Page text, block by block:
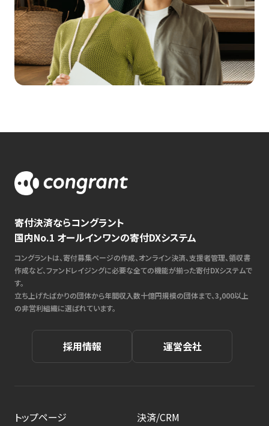
寄付決済ならコングラント
国内No.1 オールインワンの寄付DXシステム
コングラントは、寄付募集ページの作成、オンライン決済、支援者管理、領収書
作成など、ファンドレイジングに必要な全ての機能が揃った寄付DXシステムで
す。
立ち上げたばかりの団体から年間収入数十億円規模の団体まで、3,000以上
の非営利組織に選ばれています。
採用情報 運営会社
トップページ
決済/CRM